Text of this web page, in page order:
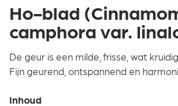
Ho-blad
camphora var.
De geur is een milde, frisse, wat
Fijn geurend, ontspannend en
Inhoud